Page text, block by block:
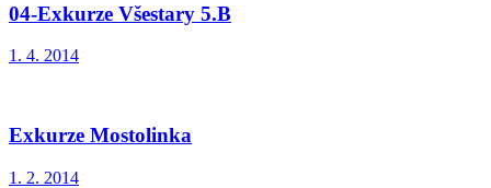
04-Exkurze Všestary 5.B
1. 4. 2014
Exkurze Mostolinka
1. 2. 2014